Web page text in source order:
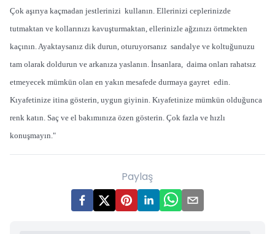
Çok aşırıya kaçmadan jestlerinizi kullanın. Ellerinizi ceplerinizde
tutmaktan ve kollarınızı kavuşturmaktan, ellerinizle ağzınızı örtmekten
kaçının. Ayaktaysanız dik durun, oturuyorsanız sandalye ve koltuğunuzu
tam olarak doldurun ve arkanıza yaslanın. İnsanlara, daima onları rahatsız
etmeyecek mümkün olan en yakın mesafede durmaya gayret edin.
Kıyafetinize itina gösterin, uygun giyinin. Kıyafetinize mümkün olduğunca
renk katın. Saç ve el bakımınıza özen gösterin. Çok fazla ve hızlı
konuşmayın."
Paylaş